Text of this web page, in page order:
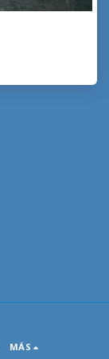
MÁS